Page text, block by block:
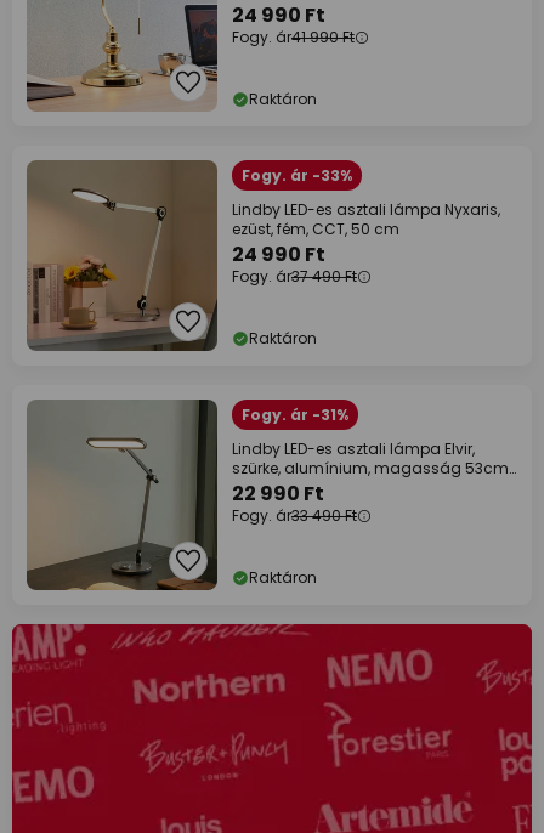
24 990 Ft
Fogy. ár41 990 Ft
Raktáron
Fogy. ár -33%
Lindby LED-es asztali lámpa Nyxaris,
ezüst, fém, CCT, 50 cm
24 990 Ft
Fogy. ár37 490 Ft
Raktáron
Fogy. ár -31%
Lindby LED-es asztali lámpa Elvir,
szürke, alumínium, magasság 53cm,
CCT
22 990 Ft
Fogy. ár33 490 Ft
Raktáron